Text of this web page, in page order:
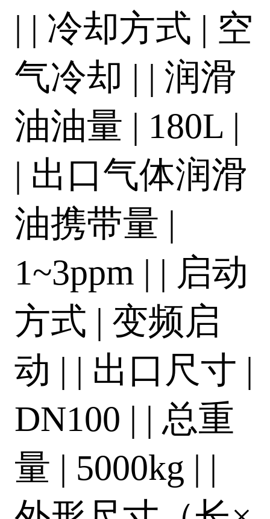
| | 冷却方式 | 空
气冷却 | | 润滑
油油量 | 180L |
| 出口气体润滑
油携带量 |
1~3ppm | | 启动
方式 | 变频启
动 | | 出口尺寸 |
DN100 | | 总重
量 | 5000kg | |